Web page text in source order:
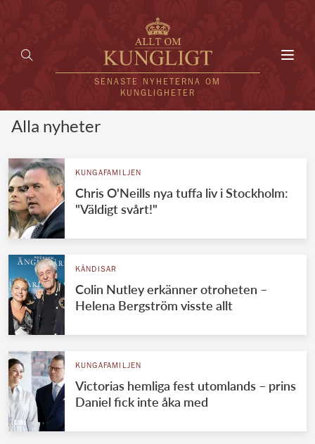
SENASTE NYHETERNA OM
KUNGLIGHETER
KUNGAFAMILJEN
UTLÄNDSKT
VÄRLDENS KUNGAHUS
Svenska kungahuset
Brittiska kungahuset
Norska kungahuset
Danska kungahuset
Spanska kungahuset
REDAKTION
Alla nyheter
KUNGAFAMILJEN
Chris O'Neills nya tuffa liv i Stockholm:
"Väldigt svårt!"
KÄNDISAR
Colin Nutley erkänner otroheten –
Helena Bergström visste allt
KUNGAFAMILJEN
Victorias hemliga fest utomlands – prins
Daniel fick inte åka med